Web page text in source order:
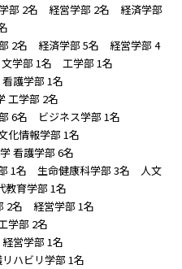
部 2名 経営学部 2名 経済学部
2名 経済学部 5名 経営学部 4
学部 1名 工学部 1名
護学部 1名
工学部 2名
6名 ビジネス学部 1名
化情報学部 1名
看護学部 6名
1名 生命健康科学部 3名 人文
育学部 1名
2名 経営学部 1名
学部 2名
営学部 1名
ハビリ学部 1名